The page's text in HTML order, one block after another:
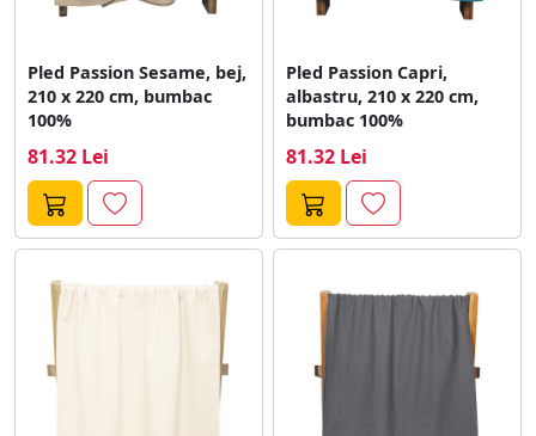
Pled Passion Sesame, bej,
210 x 220 cm, bumbac
100%
81.32 Lei
Pled Passion Capri,
albastru, 210 x 220 cm,
bumbac 100%
81.32 Lei